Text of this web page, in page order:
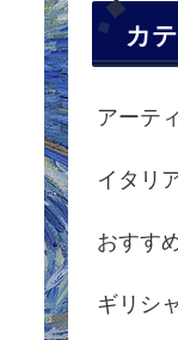
カ
アーテ
イタリ
おすす
ギリシ